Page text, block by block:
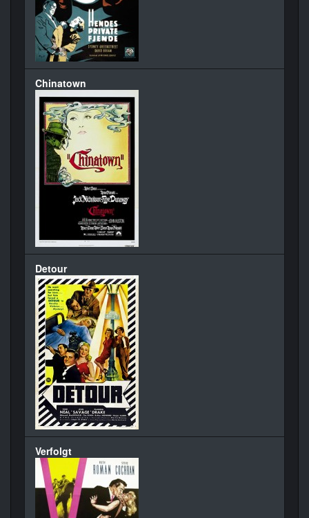
Chinatown
Detour
Verfolgt